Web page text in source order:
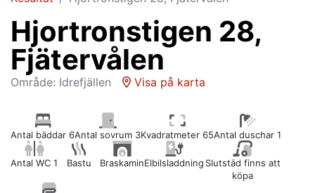
Hjortronstigen 28,
Fjätervålen
Område: Idrefjällen Visa på karta
Antal bäddar 6Antal sovrum 3Kvadratmeter 65Antal duschar 1
Antal WC 1 Bastu BraskaminElbilsladdning Slutstäd finns att
köpa